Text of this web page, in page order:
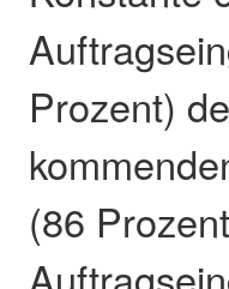
Prozent)
(86